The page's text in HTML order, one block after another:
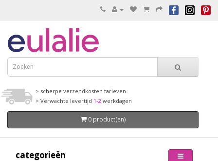
> scherpe verzendkosten tarieven
> Verwachte levertijd 1-2 werkdagen
0 product(en)
categorieën